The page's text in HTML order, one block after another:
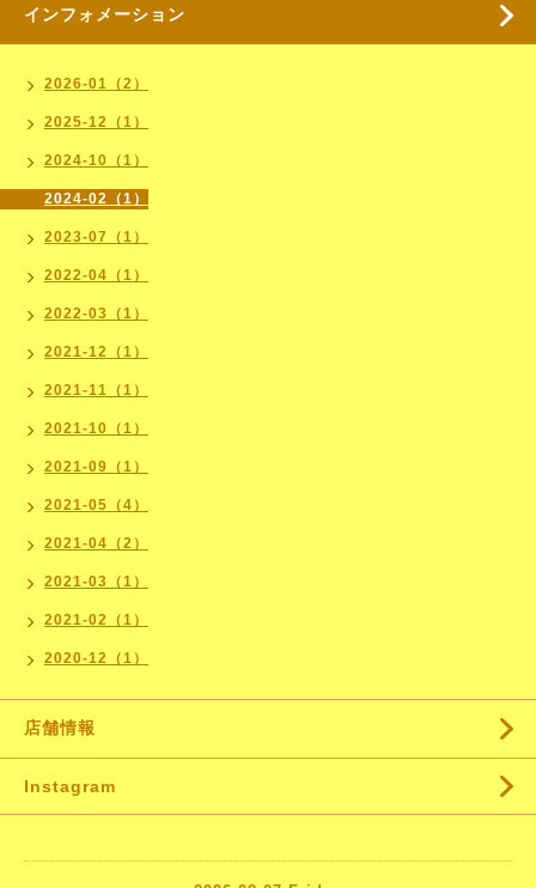
インフォメーション
2026-01（2）
2025-12（1）
2024-10（1）
2024-02（1）
2023-07（1）
2022-04（1）
2022-03（1）
2021-12（1）
2021-11（1）
2021-10（1）
2021-09（1）
2021-05（4）
2021-04（2）
2021-03（1）
2021-02（1）
2020-12（1）
店舗情報
Instagram